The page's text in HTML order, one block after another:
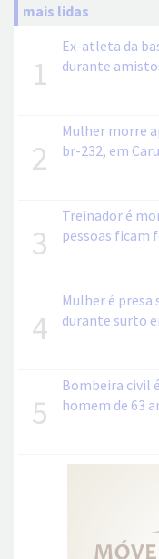
mais lidas
1
Ex-atleta da
durante
2
Mulher morre
br-232, em
3
Treinador é
pessoas ficam
4
Mulher é presa
durante surto
5
Bombeira civil
homem de 63